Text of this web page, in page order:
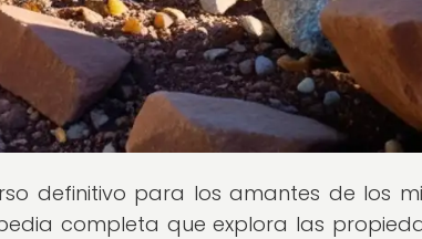
definitivo para los amantes de los
completa que explora las